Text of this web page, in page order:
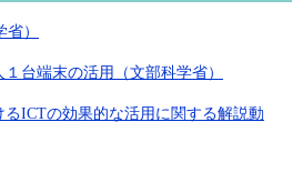
）
台端末の活用（文部科学省）
ICTの効果的な活用に関する解説動